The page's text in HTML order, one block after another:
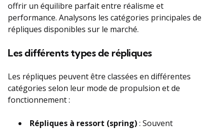
offrir un équilibre parfait entre réalisme et
performance. Analysons les catégories principales de
répliques disponibles sur le marché.
Les différents types de répliques
Les répliques peuvent être classées en différentes
catégories selon leur mode de propulsion et de
fonctionnement :
Répliques à ressort (spring): Souvent